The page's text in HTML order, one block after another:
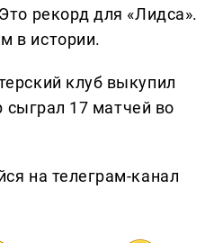
рекорд для «Лидса».
в истории.
клуб выкупил
сыграл 17 матчей во
на телеграм-канал